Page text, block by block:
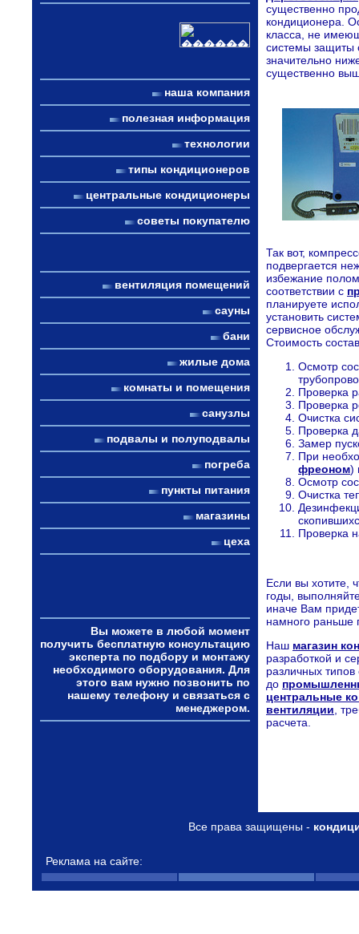
наша компания
полезная информация
технологии
типы кондиционеров
центральные кондиционеры
советы покупателю
вентиляция помещений
сауны
бани
жилые дома
комнаты и помещения
санузлы
подвалы и полуподвалы
погреба
пункты питания
магазины
цеха
Вы можете в любой момент
получить бесплатную консультацию
эксперта по подбору и монтажу
необходимого оборудования. Для
этого вам нужно позвонить по
нашему телефону и связаться с
менеджером.
существенно
кондиционера.
класса, не
системы защиты
значительно
существенно
Так вот,
подвергается
избежание
соответствии с
планируете
установить
сервисное
Стоимость
Осмотр
Проверка
Проверка
Очистка
Проверка
Замер
При
фреоном)
Осмотр
Очистка
Проверка
Если вы хотите,
годы,
иначе Вам
намного раньше
Наш магазин
разработкой и
различных
до
центральные
вентиляции ,
расчета.
Все права защищены -
Реклама на сайте: